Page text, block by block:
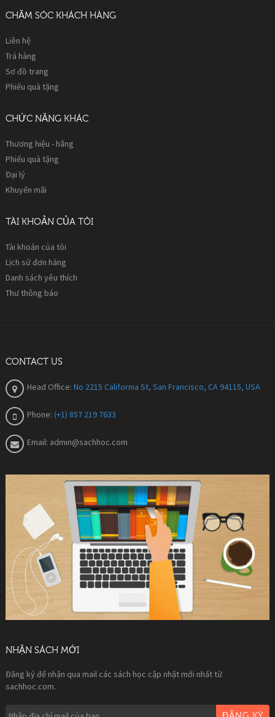
CHĂM SÓC KHÁCH HÀNG
Liên hệ
Trả hàng
Sơ đồ trang
Phiếu quà tặng
CHỨC NĂNG KHÁC
Thương hiệu - hãng
Phiếu quà tặng
Đại lý
Khuyến mãi
TÀI KHOẢN CỦA TÔI
Tài khoản của tôi
Lịch sử đơn hàng
Danh sách yêu thích
Thư thông báo
CONTACT US
Head Office: No 2215 California St, San Francisco, CA 94115, USA
Phone: (+1) 857 219 7633
Email: admin@sachhoc.com
NHẬN SÁCH MỚI
Đăng ký để nhận qua mail các sách học cập nhật mới nhất từ
sachhoc.com.